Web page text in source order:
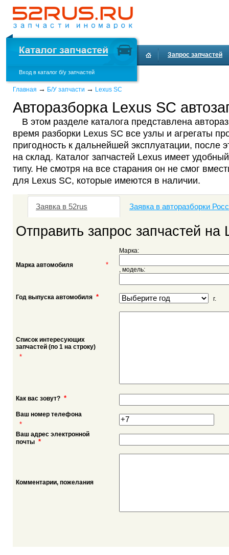
Вход в каталог б/у запчастей
Запрос запчастей
Главная → Б/У запчасти → Lexus SC
Авторазборка Lexus SC
В этом разделе каталога представлена
время разборки Lexus SC все узлы и агрегаты
пригодность к дальнейшей эксплуатации, после
на склад. Каталог запчастей Lexus имеет
типу. Не смотря на все старания он не смог
для Lexus SC, которые имеются в наличии.
Заявка в 52rus Заявка в авторазборки
Отправить запрос запчастей на
Марка автомобиля *
Марка:
, модель:
Год выпуска автомобиля * г.
Список интересующих
запчастей (по 1 на строку)
*
Как вас зовут? *
Ваш номер телефона
*
Ваш адрес электронной
почты *
Комментарии, пожелания